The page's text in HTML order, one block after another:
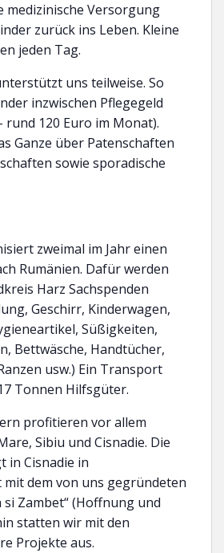
medizinische Versorgung
zurück ins Leben. Kleine
jeden Tag.
uns teilweise. So
inzwischen Pflegegeld
rund 120 Euro im Monat).
Ganze über Patenschaften
sowie sporadische
zweimal im Jahr einen
Rumänien. Dafür werden
Harz Sachspenden
Geschirr, Kinderwagen,
Süßigkeiten,
Bettwäsche, Handtücher,
usw.) Ein Transport
Tonnen Hilfsgüter.
profitieren vor allem
Sibiu und Cisnadie. Die
in Cisnadie in
dem von uns gegründeten
si Zambet“ (Hoffnung und
statten wir mit den
Projekte aus.